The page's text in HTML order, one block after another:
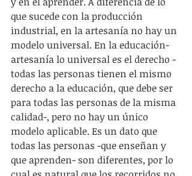
que sucede con la producción
industrial, en la artesanía no hay un
modelo universal. En la educación-
artesanía lo universal es el derecho -
todas las personas tienen el mismo
derecho a la educación, que debe ser
para todas las personas de la misma
calidad-, pero no hay un único
modelo aplicable. Es un dato que
todas las personas -que enseñan y
que aprenden- son diferentes, por lo